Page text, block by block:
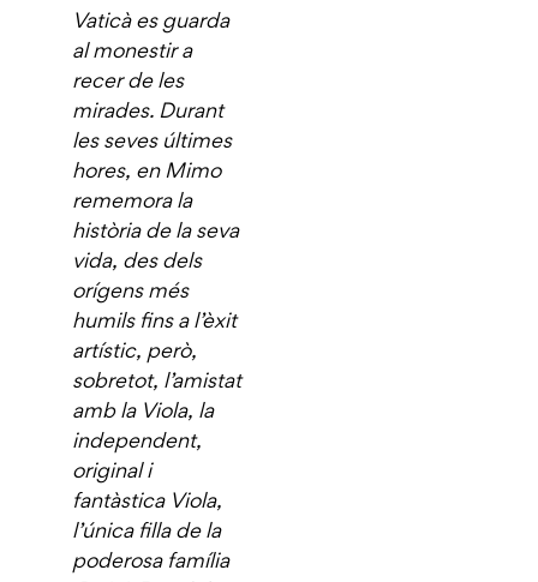
Vaticà es guarda
al monestir a
recer de les
mirades. Durant
les seves últimes
hores, en Mimo
rememora la
història de la seva
vida, des dels
orígens més
humils fins a l’èxit
artístic, però,
sobretot, l’amistat
amb la Viola, la
independent,
original i
fantàstica Viola,
l’única filla de la
poderosa família